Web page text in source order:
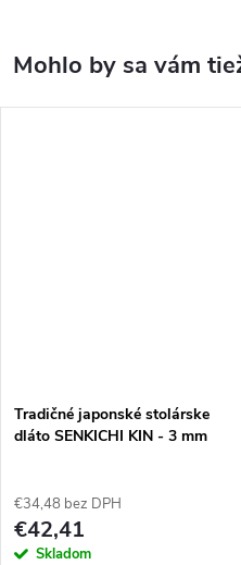
Tradičné japonské stolárske
dláto SENKICHI KIN - 3 mm
€34,48 bez DPH
€42,41
Skladom